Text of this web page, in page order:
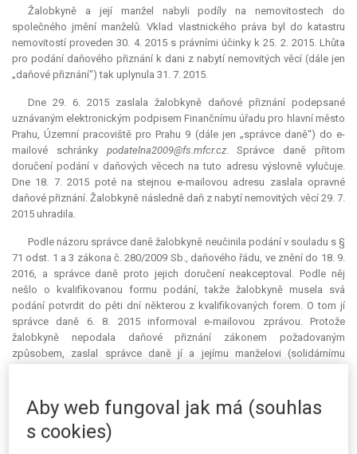
Žalobkyně a její manžel nabyli podíly na nemovitostech do
společného jmění manželů. Vklad vlastnického práva byl do katastru
nemovitostí proveden 30. 4. 2015 s právními účinky k 25. 2. 2015. Lhůta
pro podání daňového přiznání k dani z nabytí nemovitých věcí (dále jen
„daňové přiznání“) tak uplynula 31. 7. 2015.
Dne 29. 6. 2015 zaslala žalobkyně daňové přiznání podepsané
uznávaným elektronickým podpisem Finančnímu úřadu pro hlavní město
Prahu, Územní pracoviště pro Prahu 9 (dále jen „správce daně“) do e-
mailové schránky podatelna2009@fs.mfcr.cz. Správce daně přitom
doručení podání v daňových věcech na tuto adresu výslovně vylučuje.
Dne 18. 7. 2015 poté na stejnou e-mailovou adresu zaslala opravné
daňové přiznání. Žalobkyně následně daň z nabytí nemovitých věcí 29. 7.
2015 uhradila.
Podle názoru správce daně žalobkyně neučinila podání v souladu s §
71 odst. 1 a 3 zákona č. 280/2009 Sb., daňového řádu, ve znění do 18. 9.
2016, a správce daně proto jejich doručení neakceptoval. Podle něj
nešlo o kvalifikovanou formu podání, takže žalobkyně musela svá
podání potvrdit do pěti dní některou z kvalifikovaných forem. O tom jí
správce daně 6. 8. 2015 informoval e-mailovou zprávou. Protože
žalobkyně nepodala daňové přiznání zákonem požadovaným
způsobem, zaslal správce daně jí a jejímu manželovi (solidárnímu
Na tuto výzvu reagovala žalobkyně 14. 9. 2015 zasláním daňových
přiznání na CD poštou spolu se stížností, ve které vyjádřila svůj
nesouhlas s postupem správce daně při příjmu daňových přiznání
prostřednictvím e-mailové adresy elektronické podatelny. Správce daně
Aby web fungoval jak má (souhlas
s cookies)